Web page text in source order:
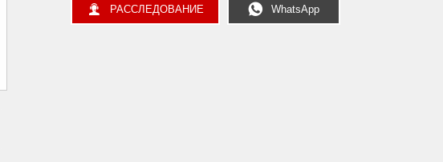
 РАССЛЕДОВАНИЕ  WhatsApp